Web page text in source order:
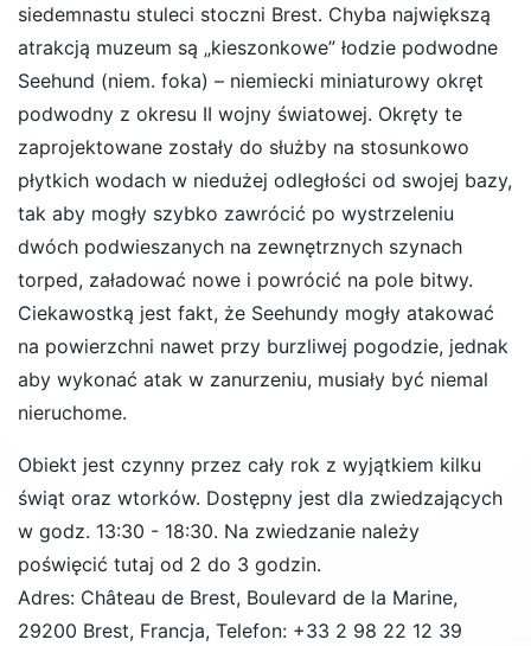
siedemnastu stuleci stoczni Brest. Chyba największą
atrakcją muzeum są „kieszonkowe” łodzie podwodne
Seehund (niem. foka) – niemiecki miniaturowy okręt
podwodny z okresu II wojny światowej. Okręty te
zaprojektowane zostały do służby na stosunkowo
płytkich wodach w niedużej odległości od swojej bazy,
tak aby mogły szybko zawrócić po wystrzeleniu
dwóch podwieszanych na zewnętrznych szynach
torped, załadować nowe i powrócić na pole bitwy.
Ciekawostką jest fakt, że Seehundy mogły atakować
na powierzchni nawet przy burzliwej pogodzie, jednak
aby wykonać atak w zanurzeniu, musiały być niemal
nieruchome.
Obiekt jest czynny przez cały rok z wyjątkiem kilku
świąt oraz wtorków. Dostępny jest dla zwiedzających
w godz. 13:30 - 18:30. Na zwiedzanie należy
poświęcić tutaj od 2 do 3 godzin.
Adres: Château de Brest, Boulevard de la Marine,
29200 Brest, Francja, Telefon: +33 2 98 22 12 39